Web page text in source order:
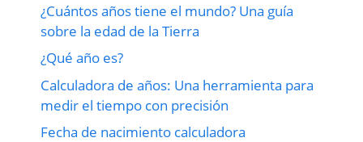
¿Cuántos años tiene el mundo? Una guía
sobre la edad de la Tierra
¿Qué año es?
Calculadora de años: Una herramienta para
medir el tiempo con precisión
Fecha de nacimiento calculadora